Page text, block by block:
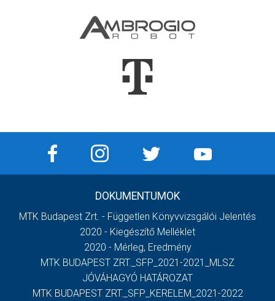
DOKUMENTUMOK
MTK Budapest Zrt. - Független Könyvvizsgálói Jelentés
2020 - Kiegészítő Melléklet
2020 - Mérleg, Eredmény
MTK BUDAPEST ZRT._SFP_2021-2021_MLSZ
JÓVÁHAGYÓ HATÁROZAT
MTK BUDAPEST ZRT._SFP_KERELEM_2021-2022